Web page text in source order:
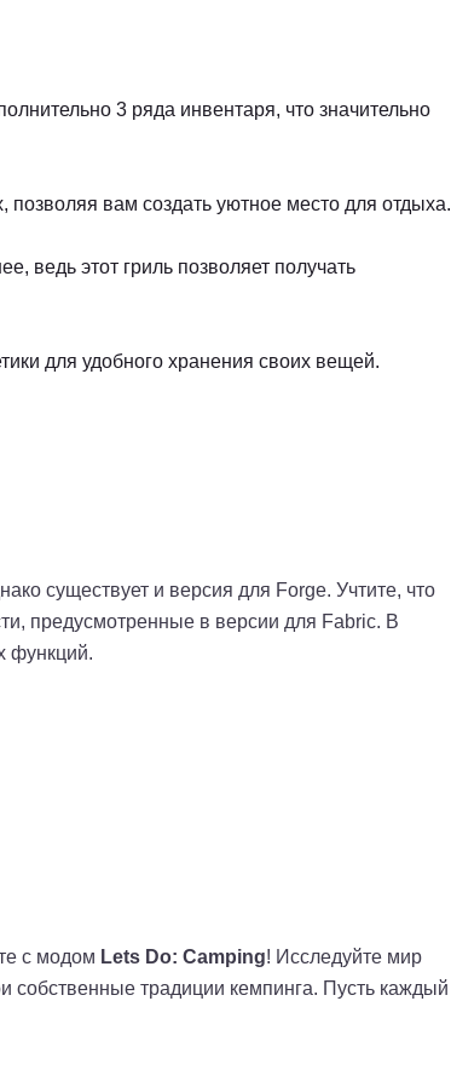
3 ряда инвентаря, что значительно
позволяя вам создать уютное место для отдыха.
ведь этот гриль позволяет получать
для удобного хранения своих вещей.
существует и версия для Forge. Учтите, что
предусмотренные в версии для Fabric. В
функций.
с модом Lets Do: Camping! Исследуйте мир
собственные традиции кемпинга. Пусть каждый